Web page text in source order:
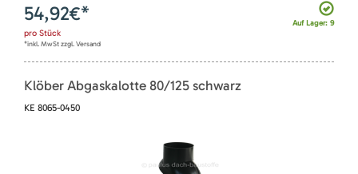
Auf Lager: 9
54,92€*
pro Stück
*inkl. MwSt zzgl. Versand
Klöber Abgaskalotte 80/125 schwarz
KE 8065-0450